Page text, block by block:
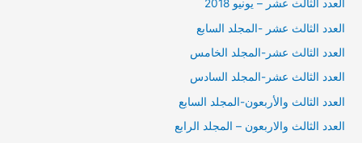
العدد الثالث عشر – يونيو 2018
العدد الثالث عشر -المجلد السابع
العدد الثالث عشر-المجلد الخامس
العدد الثالث عشر-المجلد السادس
العدد الثالث والأربعون-المجلد السابع
العدد الثالث والاربعون – المجلد الرابع